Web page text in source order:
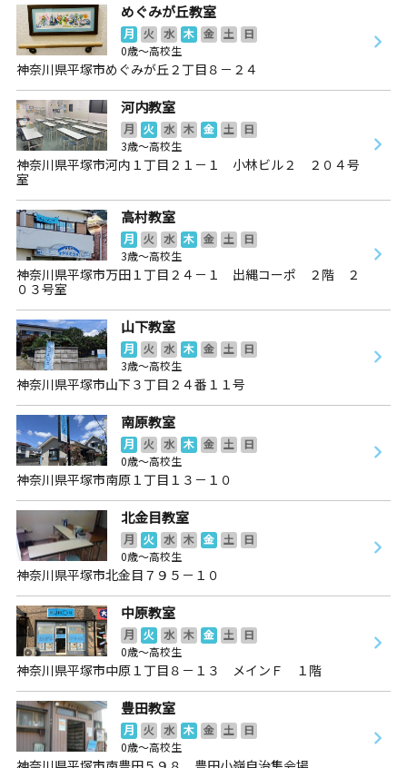
めぐみが丘教室
月 火 水 木 金 土
日
0歳～高校生
神奈川県平塚市めぐみが丘２丁目８－２４
河内教室
月 火 水 木 金 土
日
3歳～高校生
神奈川県平塚市河内１丁目２１－１ 小林ビル２ ２０４号
室
高村教室
月 火 水 木 金 土
日
3歳～高校生
神奈川県平塚市万田１丁目２４－１ 出縄コーポ ２階 ２
０３号室
山下教室
月 火 水 木 金 土
日
3歳～高校生
神奈川県平塚市山下３丁目２４番１１号
南原教室
月 火 水 木 金 土
日
0歳～高校生
神奈川県平塚市南原１丁目１３－１０
北金目教室
月 火 水 木 金 土
日
0歳～高校生
神奈川県平塚市北金目７９５－１０
中原教室
月 火 水 木 金 土
日
0歳～高校生
神奈川県平塚市中原１丁目８－１３ メインＦ １階
豊田教室
月 火 水 木 金 土
日
0歳～高校生